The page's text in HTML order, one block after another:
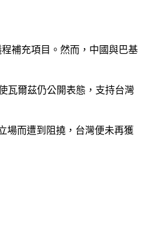
補充項目。然而，中國與巴基
瓦爾茲仍公開表態，支持台灣
場而遭到阻撓，台灣便未再獲